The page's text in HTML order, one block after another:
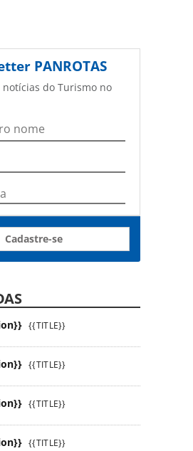
PANROTAS
do Turismo no
Cadastre-se
{{TITLE}}
{{TITLE}}
{{TITLE}}
{{TITLE}}